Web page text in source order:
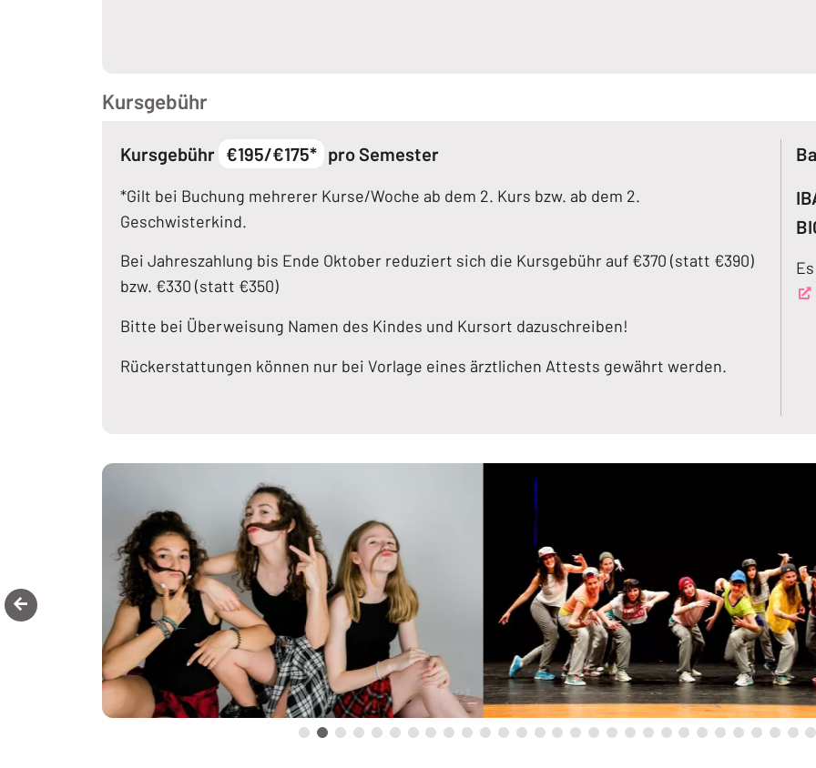
Kursgebühr
Kursgebühr €195/€175* pro Semester
*Gilt bei Buchung mehrerer Kurse/Woche ab dem 2. Kurs bzw. ab dem 2.
Geschwisterkind.
Bei Jahreszahlung bis Ende Oktober reduziert sich die Kursgebühr auf €370 (statt €390)
bzw. €330 (statt €350)
Bitte bei Überweisung Namen des Kindes und Kursort dazuschreiben!
Rückerstattungen können nur bei Vorlage eines ärztlichen Attests gewährt werden.